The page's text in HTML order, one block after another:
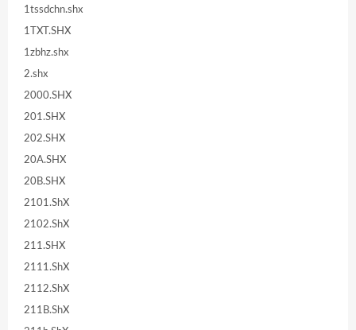
1tssdchn.shx
1TXT.SHX
1zbhz.shx
2.shx
2000.SHX
201.SHX
202.SHX
20A.SHX
20B.SHX
2101.ShX
2102.ShX
211.SHX
2111.ShX
2112.ShX
211B.ShX